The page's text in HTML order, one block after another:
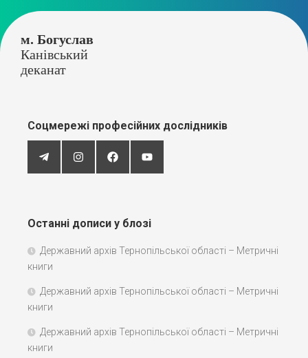
м. Богуслав
Канівський
деканат
Соцмережі професійних дослідників
Останні дописи у блозі
Державний архів Тернопільської області – Метричні
книги
Державний архів Тернопільської області – Метричні
книги
Державний архів Тернопільської області – Метричні
книги